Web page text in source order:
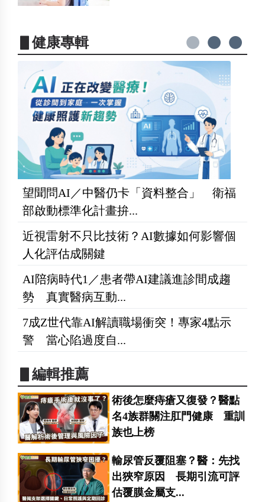
▋健康專輯
望聞問AI／中醫仍卡「資料整合」 衛福
部啟動標準化計畫拚...
近視雷射不只比技術？AI數據如何影響個
人化評估成關鍵
AI陪病時代1／患者帶AI建議進診間成趨
勢 真實醫病互動...
7成Z世代靠AI解讀職場衝突！專家4點示
警 當心陷過度自...
▋編輯推薦
術後怎麼痔瘡又復發？醫點
名4族群關注肛門健康 重訓
族也上榜
輸尿管反覆阻塞？醫：先找
出狹窄原因 長期引流可評
估覆膜金屬支...